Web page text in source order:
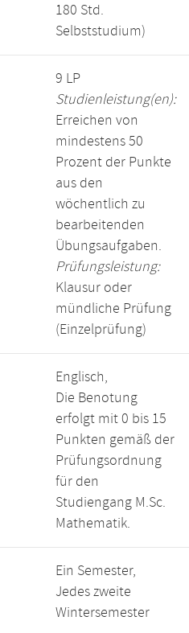
180 Std.
Selbststudium)
9 LP
Studienleistung(en):
Erreichen von
mindestens 50
Prozent der Punkte
aus den
wöchentlich zu
bearbeitenden
Übungsaufgaben.
Prüfungsleistung:
Klausur oder
mündliche Prüfung
(Einzelprüfung)
Englisch,
Die Benotung
erfolgt mit 0 bis 15
Punkten gemäß der
Prüfungsordnung
für den
Studiengang M.Sc.
Mathematik.
Ein Semester,
Jedes zweite
Wintersemester